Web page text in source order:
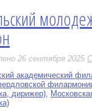
26 сентября 2025
академический
дирижер)